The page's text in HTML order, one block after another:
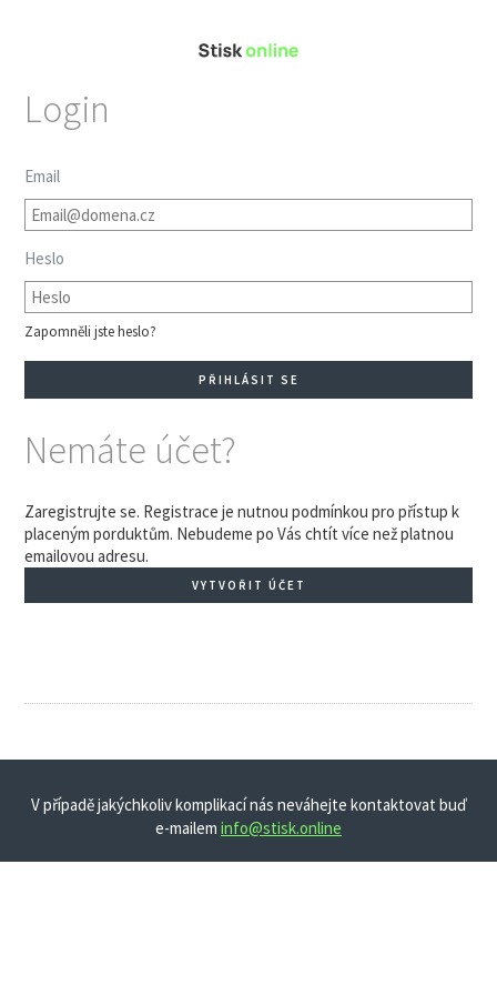
Login
Email
Heslo
Zapomněli jste heslo?
Nemáte účet?
Zaregistrujte se. Registrace je nutnou podmínkou pro přístup k
placeným porduktům. Nebudeme po Vás chtít více než platnou
emailovou adresu.
VYTVOŘIT ÚČET
V případě jakýchkoliv komplikací nás neváhejte kontaktovat buď
e-mailem info@stisk.online